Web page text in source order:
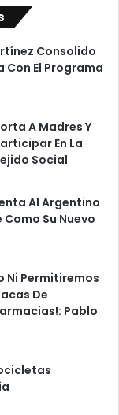
Consolido
Con El Programa
A Madres Y
En La
Social
Al Argentino
Su Nuevo
Ni Permitiremos
De
Pablo